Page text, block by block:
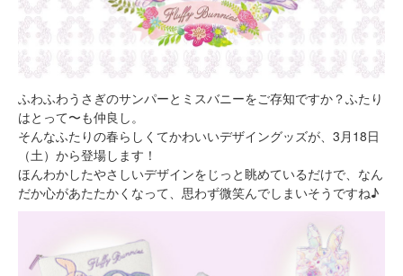
ふわふわうさぎのサンパーとミスバニーをご存知ですか？ふたり
はとって〜も仲良し。
そんなふたりの春らしくてかわいいデザイングッズが、3月18日
（土）から登場します！
ほんわかしたやさしいデザインをじっと眺めているだけで、なん
だか心があたたかくなって、思わず微笑んでしまいそうですね♪